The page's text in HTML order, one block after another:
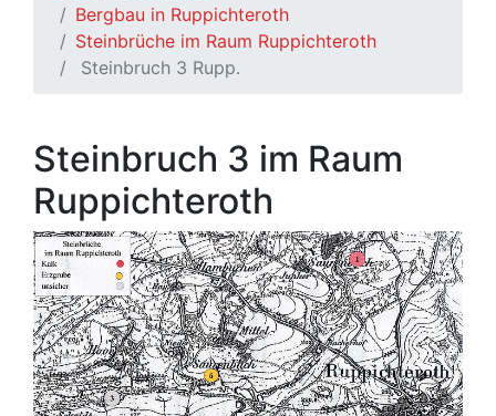
Bergbau in Ruppichteroth
Steinbrüche im Raum Ruppichteroth
Steinbruch 3 Rupp.
Steinbruch 3 im Raum
Ruppichteroth